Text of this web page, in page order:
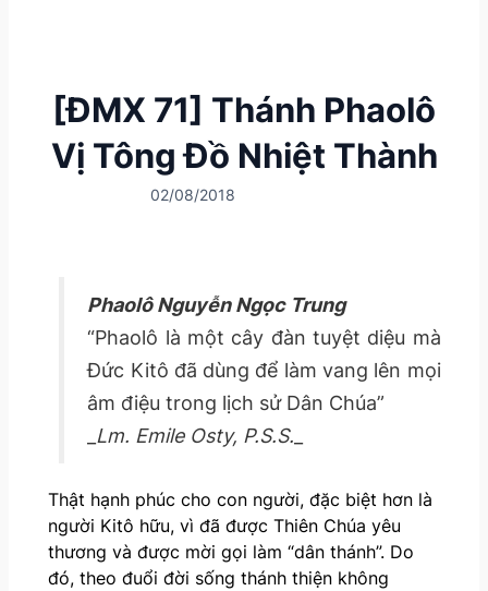
[ĐMX 71] Thánh Phaolô
Vị Tông Đồ Nhiệt Thành
02/08/2018
Phaolô Nguyễn Ngọc Trung
“Phaolô là một cây đàn tuyệt diệu mà
Đức Kitô đã dùng để làm vang lên mọi
âm điệu trong lịch sử Dân Chúa”
Lm. Emile Osty, P.S.S.
Thật hạnh phúc cho con người, đặc biệt hơn là
người Kitô hữu, vì đã được Thiên Chúa yêu
thương và được mời gọi làm “dân thánh”. Do
đó, theo đuổi đời sống thánh thiện không